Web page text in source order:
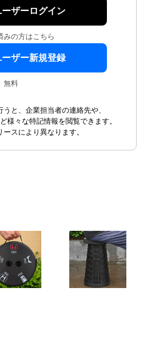
ーザーログイン
みの方はこちら
ーザー新規登録
無料
と、企業担当者の連絡先や、
様々な特記情報を閲覧できます。
スにより異なります。